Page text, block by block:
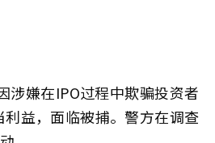
涉嫌在IPO过程中欺骗投资者
益，面临被捕。警方在调查